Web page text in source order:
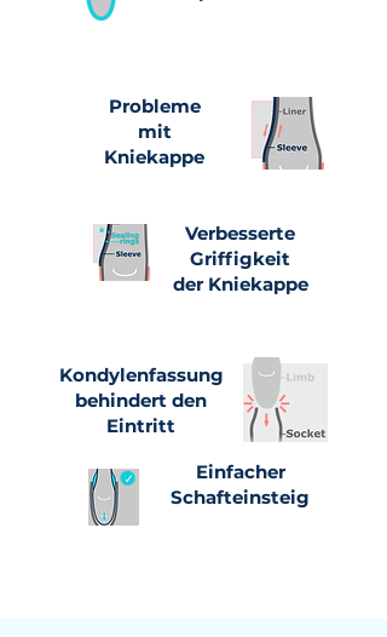
Probleme
mit
Kniekappe
Verbesserte
Griffigkeit
der Kniekappe
Kondylenfassung
behindert den
Eintritt
Einfacher
Schafteinsteig